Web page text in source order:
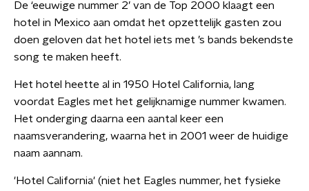
De ‘eeuwige nummer 2’ van de Top 2000 klaagt een
hotel in Mexico aan omdat het opzettelijk gasten zou
doen geloven dat het hotel iets met ’s bands bekendste
song te maken heeft.
Het hotel heette al in 1950 Hotel California, lang
voordat Eagles met het gelijknamige nummer kwamen.
Het onderging daarna een aantal keer een
naamsverandering, waarna het in 2001 weer de huidige
naam aannam.
'Hotel California' (niet het Eagles nummer, het fysieke